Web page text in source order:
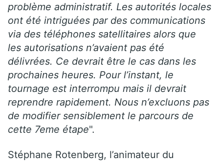
problème administratif. Les autorités locales
ont été intriguées par des communications
via des téléphones satellitaires alors que
les autorisations n’avaient pas été
délivrées. Ce devrait être le cas dans les
prochaines heures. Pour l’instant, le
tournage est interrompu mais il devrait
reprendre rapidement. Nous n’excluons pas
de modifier sensiblement le parcours de
cette 7eme étape".
Stéphane Rotenberg, l’animateur du